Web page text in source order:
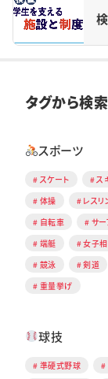
タグから検索
スポーツ
スケート ス
体操
レスリ
自転車
サー
端艇
女子
競泳
剣道
重量挙げ
球技
準硬式野球